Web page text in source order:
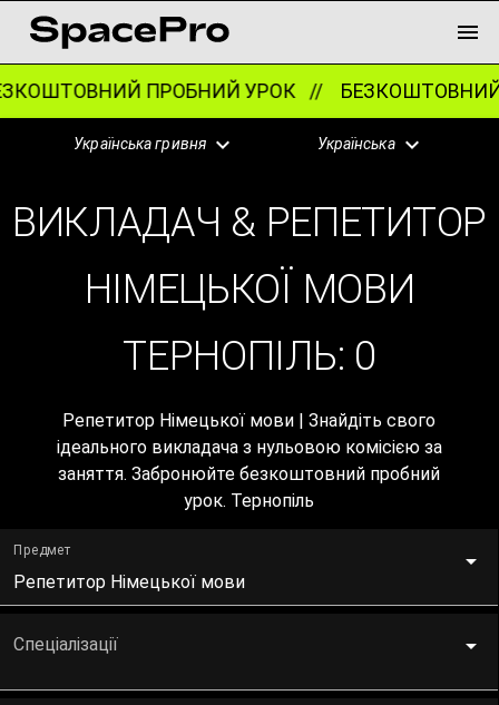
ПРОБНИЙ УРОК //
Українська гривня Українська
ВИКЛАДАЧ & РЕПЕТИТОР
НІМЕЦЬКОЇ МОВИ
ТЕРНОПІЛЬ: 0
Репетитор Німецької мови | Знайдіть свого
ідеального викладача з нульовою комісією за
заняття. Забронюйте безкоштовний пробний
урок. Тернопіль
Предмет
Репетитор Німецької мови
Спеціалізації